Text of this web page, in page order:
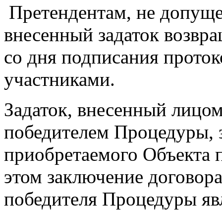
Претендентам, не
внесенный задаток
со дня подписания
участниками.
Задаток, внесенный
победителем Процедуры,
приобретаемого Объекта
этом заключение
победителя Процедуры